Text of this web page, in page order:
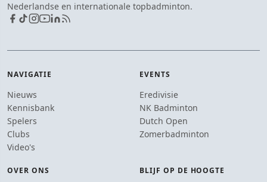
Nederlandse en internationale topbadminton.
NAVIGATIE
Nieuws
Kennisbank
Spelers
Clubs
Video's
EVENTS
Eredivisie
NK Badminton
Dutch Open
Zomerbadminton
OVER ONS BLIJF OP DE HOOGTE